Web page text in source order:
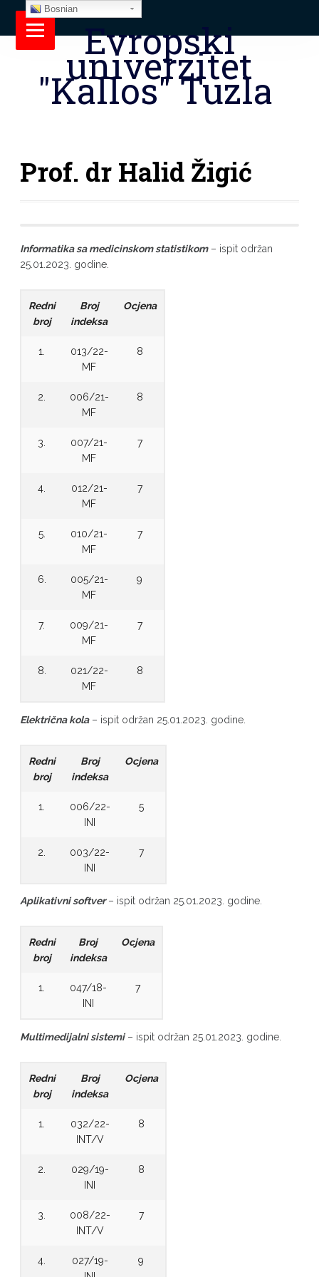
Evropski
univerzitet
"Kallos" Tuzla
Prof. dr Halid Žigić
Informatika sa medicinskom statistikom– ispit održan
25.01.2023. godine.
Redni
broj
Broj
indeksa
Ocjena
1.
013/22-
MF
8
2.
006/21-
MF
8
3.
007/21-
MF
7
4.
012/21-
MF
7
5.
010/21-
MF
7
6.
005/21-
MF
9
7.
009/21-
MF
7
8.
021/22-
MF
8
Električna kola – ispit održan 25.01.2023. godine.
Redni
broj
Broj
indeksa
Ocjena
1.
006/22-
INI
5
2.
003/22-
INI
7
Aplikativni softver– ispit održan 25.01.2023. godine.
Redni
broj
Broj
indeksa
Ocjena
1.
047/18-
INI
7
Multimedijalni sistemi – ispit održan 25.01.2023. godine.
Redni
broj
Broj
indeksa
Ocjena
1.
032/22-
INT/V
8
2.
029/19-
INI
8
3.
008/22-
INT/V
7
4.
027/19-
9
Bosnian